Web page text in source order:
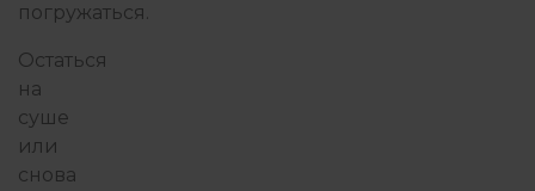
погружаться.
Остаться
на
суше
или
снова